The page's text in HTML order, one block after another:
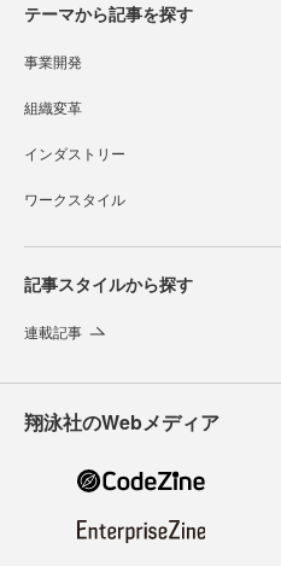
テーマから記事を探す
事業開発
組織変革
インダストリー
ワークスタイル
記事スタイルから探す
連載記事
翔泳社のWebメディア